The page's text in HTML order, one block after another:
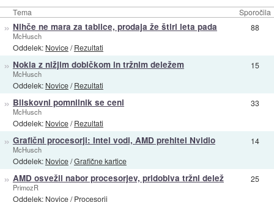
Tema Sporočila
» Nihče ne mara za tablice, prodaja že štiri leta pada
McHusch
Oddelek: Novice/Rezultati
88
» Nokia z nižjim dobičkom in tržnim deležem
McHusch
Oddelek: Novice/Rezultati
15
» Bliskovni pomnilnik se ceni
McHusch
Oddelek: Novice/Rezultati
33
» Grafični procesorji: Intel vodi, AMD prehitel Nvidio
McHusch
Oddelek: Novice/Grafične kartice
14
» AMD osvežil nabor procesorjev, pridobiva tržni delež
PrimozR
Oddelek: Novice/Procesorji
25